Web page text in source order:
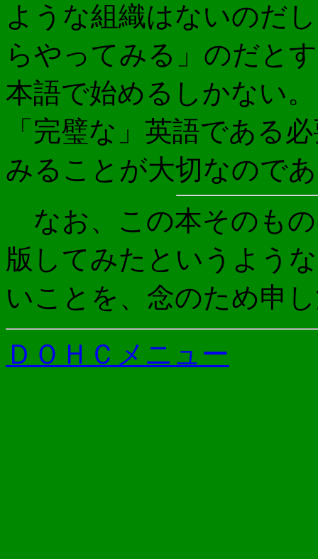
ような組織はないのだ
らやってみる」のだと
本語で始めるしかない
「完璧な」英語である
みることが大切なので
なお、この本そのも
版してみたというよう
いことを、念のため申
ＤＯＨＣメニュー